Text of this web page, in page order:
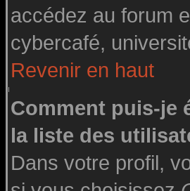
accédez au forum
cybercafé,
Revenir en haut
Comment puis-je
la liste des
Dans votre profil,